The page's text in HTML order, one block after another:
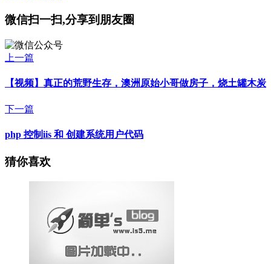
微信扫一扫,分享到朋友圈
上一篇
【视频】真正的荒野生存，澳洲原始小哥做房子，烧土罐木炭
下一篇
php 控制iis 和 创建系统用户代码
猜你喜欢